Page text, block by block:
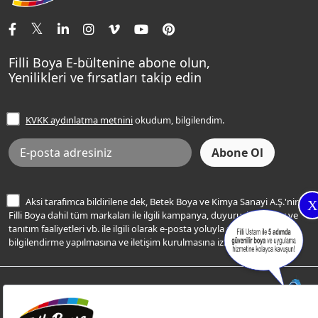
X
Tavan Boyaları
Ev Bakım ve Hobi Boyaları
Yatak Odası Renkleri
Sentomaxx Sentetik Boya
Sentomaxx İpeksi Mat
Momento Life
Şampanya Rengi
Açık Mavi Rengi
Frezya Rengi
İletişim Bilgilerimiz
Renk Danışma
Filli Ustam
Sıkça Sorulan Sorular
Ücretsiz Yalıtım Keşif Hizmeti
Bilgi Toplumu Hizmetleri
İnternet Sitesi Kullanım Koşulları
KVKK Talep Formu
KVKK Aydınlatma Metni
Filli Boya E-bültenine abone olun,
Yenilikleri ve fırsatları takip edin
KVKK aydınlatma metniniokudum, bilgilendim.
Aksi tarafımca bildirilene dek, Betek Boya ve Kimya Sanayi A.Ş.'nin
Filli Boya dahil tüm markaları ile ilgili kampanya, duyuru, hizmetler ve
tanıtım faaliyetleri vb. ile ilgili olarak e-posta yoluyla şahsıma
bilgilendirme yapılmasına ve iletişim kurulmasına izin veriyorum.